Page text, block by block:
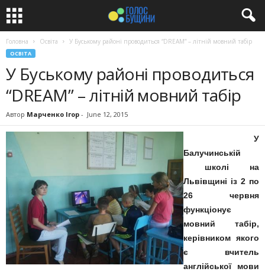
Головна Освіта У Буському районі проводиться “DREAM” – літній мовний табір
ОСВІТА
У Буському районі проводиться
“DREAM” – літній мовний табір
Автор Марченко Ігор - June 12, 2015
У
Балучинській
школі на
Львівщині із 2 по
26 червня
функціонує
мовний табір,
керівником якого
є вчитель
англійської мови